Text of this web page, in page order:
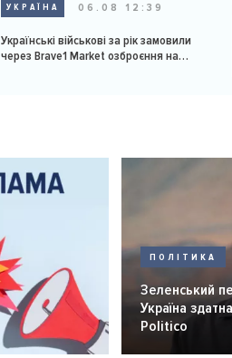
УКРАЇНА 06.08 12:39
Українські військові за рік замовили
через Brave1 Market озброєння на
ПОЛІТИКА
Зеленський
Україна
Politico